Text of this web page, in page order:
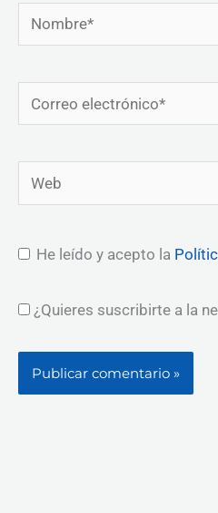
Nombre*
Correo
electrónico*
Web
He leído y acepto la
¿Quieres suscribirte a la